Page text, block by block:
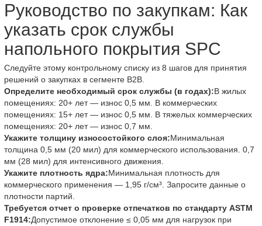
Руководство по закупкам: Как
указать срок службы
напольного покрытия SPC
Следуйте этому контрольному списку из 8 шагов для принятия
решений о закупках в сегменте B2B.
Определите необходимый срок службы (в годах):В жилых
помещениях: 20+ лет — износ 0,5 мм. В коммерческих
помещениях: 15+ лет — износ 0,5 мм. В тяжелых коммерческих
помещениях: 20+ лет — износ 0,7 мм.
Укажите толщину износостойкого слоя:Минимальная
толщина 0,5 мм (20 мил) для коммерческого использования. 0,7
мм (28 мил) для интенсивного движения.
Укажите плотность ядра:Минимальная плотность для
коммерческого применения — 1,95 г/см³. Запросите данные о
плотности партий.
Требуется отчет о проверке отпечатков по стандарту ASTM
F1914:Допустимое отклонение ≤ 0,05 мм для нагрузок при